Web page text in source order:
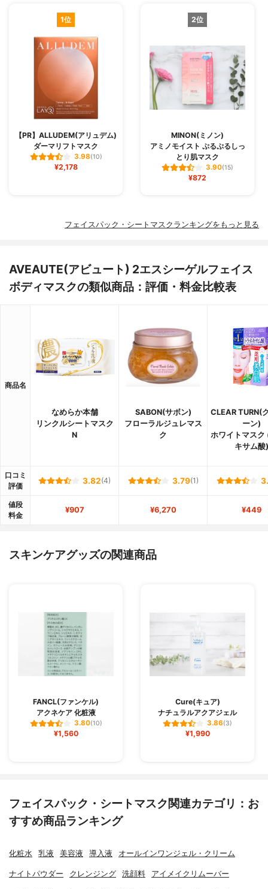
1位
【PR】ALLUDEM(アリュデム)
ダーマリフトマスク
3.98(10)
¥2,178
2位
MINON(ミノン)
アミノモイスト ぷるぷるしっ
とり肌マスク
3.90(15)
¥872
フェイスパック・シートマスクランキングをもっと見る
AVEAUTE(アビュート) 2エスシーゲルフェイス
ボディマスクの類似商品：評価・料金比較表
商品名
なめらか本舗
リンクルシートマスク
N
SABON(サボン)
フローラルジュレマス
ク
CLEAR TURN(
ーン)
ホワイトマスク
キサム酸)
口コミ
評価
3.82(4) 3.79(1)
値段
料金
¥907 ¥6,270 ¥449
スキンケアグッズの関連商品
FANCL(ファンケル)
アクネケア 化粧液
3.80(10)
¥1,560
Cure(キュア)
ナチュラルアクアジェル
3.86(3)
¥1,990
フェイスパック・シートマスク関連カテゴリ：お
すすめ商品ランキング
化粧水 乳液 美容液 導入液 オールインワンジェル・クリーム
ナイトパウダー クレンジング 洗顔料 アイメイクリムーバー